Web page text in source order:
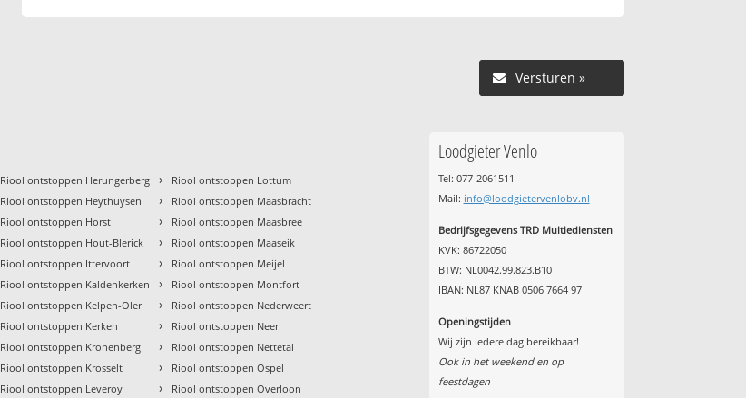
Versturen »
Riool ontstoppen Herungerberg
Riool ontstoppen Heythuysen
Riool ontstoppen Horst
Riool ontstoppen Hout-Blerick
Riool ontstoppen Ittervoort
Riool ontstoppen Kaldenkerken
Riool ontstoppen Kelpen-Oler
Riool ontstoppen Kerken
Riool ontstoppen Kronenberg
Riool ontstoppen Krosselt
Riool ontstoppen Leveroy
› Riool ontstoppen Lottum
› Riool ontstoppen Maasbracht
› Riool ontstoppen Maasbree
› Riool ontstoppen Maaseik
› Riool ontstoppen Meijel
› Riool ontstoppen Montfort
› Riool ontstoppen Nederweert
› Riool ontstoppen Neer
› Riool ontstoppen Nettetal
› Riool ontstoppen Ospel
› Riool ontstoppen Overloon
Loodgieter Venlo
Tel: 077-2061511
Mail: info@loodgietervenlobv.nl
Bedrijfsgegevens TRD Multiediensten
KVK: 86722050
BTW: NL0042.99.823.B10
IBAN: NL87 KNAB 0506 7664 97
Openingstijden
Wij zijn iedere dag bereikbaar!
Ook in het weekend en op
feestdagen